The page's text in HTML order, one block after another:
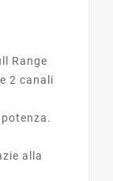
Range
2 canali
alla